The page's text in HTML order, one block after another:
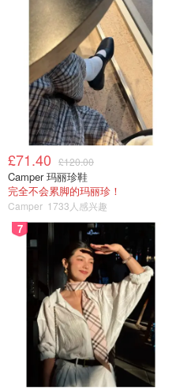
£71.40 £120.00
Camper 玛丽珍鞋
完全不会累脚的玛丽珍！
Camper 1733人感兴趣
7